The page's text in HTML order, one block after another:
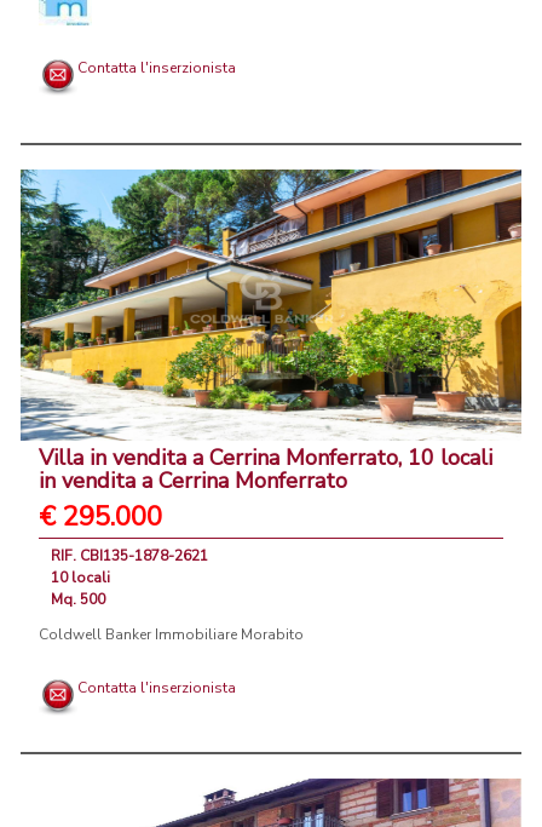
Contatta l'inserzionista
Villa in vendita a Cerrina Monferrato, 10 locali
in vendita a Cerrina Monferrato
€ 295.000
RIF. CBI135-1878-2621
10 locali
Mq. 500
Coldwell Banker Immobiliare Morabito
Contatta l'inserzionista